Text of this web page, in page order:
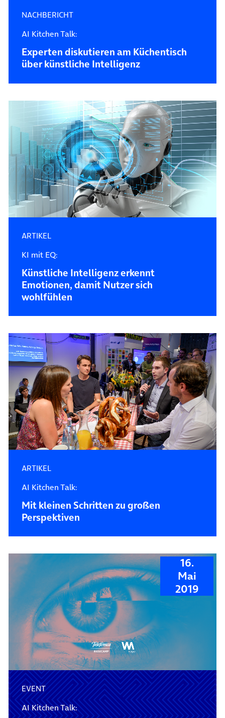
NACHBERICHT
AI Kitchen Talk:
Experten diskutieren am Küchentisch
über künstliche Intelligenz
ARTIKEL
KI mit EQ:
Künstliche Intelligenz erkennt
Emotionen, damit Nutzer sich
wohlfühlen
ARTIKEL
AI Kitchen Talk:
Mit kleinen Schritten zu großen
Perspektiven
16.
Mai
2019
EVENT
AI Kitchen Talk: